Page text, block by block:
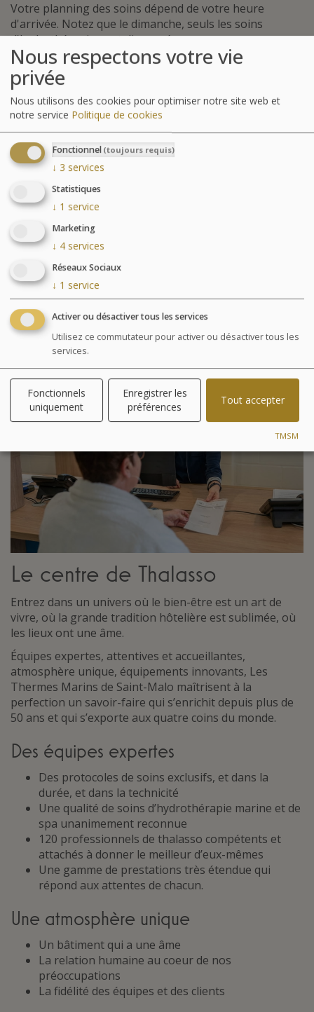
Votre planning des soins dépend de votre heure
d'arrivée. Notez que le dimanche, seuls les soins
d'hydrothérapie sont dispensés
Activités incluses
Parcours Aquatonic
Le centre de Thalasso
Entrez dans un univers où le bien-être est un art de
vivre, où la grande tradition hôtelière est sublimée, où
les lieux ont une âme.
Équipes expertes, attentives et accueillantes,
atmosphère unique, équipements innovants, Les
Thermes Marins de Saint-Malo maîtrisent à la
perfection un savoir-faire qui s’enrichit depuis plus de
50 ans et qui s’exporte aux quatre coins du monde.
Des équipes expertes
Des protocoles de soins exclusifs, et dans la
durée, et dans la technicité
Une qualité de soins d’hydrothérapie marine et de
spa unanimement reconnue
120 professionnels de thalasso compétents et
attachés à donner le meilleur d’eux-mêmes
Une gamme de prestations très étendue qui
répond aux attentes de chacun.
Une atmosphère unique
Un bâtiment qui a une âme
La relation humaine au coeur de nos
préoccupations
La fidélité des équipes et des clients
Nous respectons votre vie
privée
Nous utilisons des cookies pour optimiser notre site web et
notre service Politique de cookies
Fonctionnel (toujours requis)
↓ 3 services
Statistiques
↓ 1 service
Marketing
↓ 4 services
Réseaux Sociaux
↓ 1 service
Activer ou désactiver tous les services
Utilisez ce commutateur pour activer ou désactiver tous les
services.
Fonctionnels
uniquement
Enregistrer les
préférences
Tout accepter
TMSM